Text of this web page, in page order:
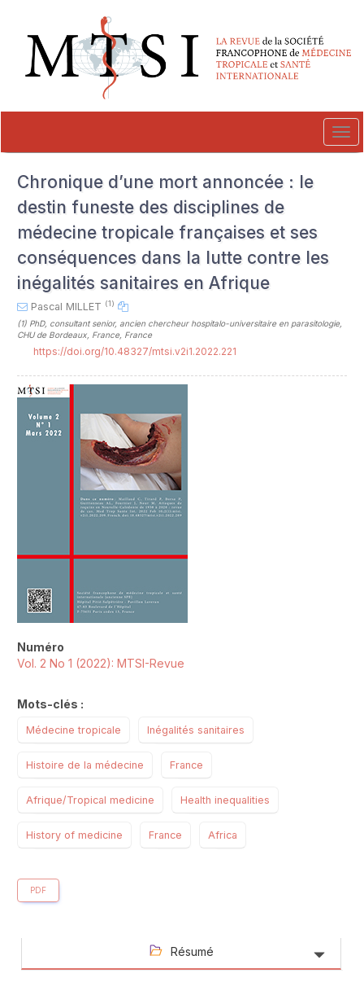
##plugins.themes.novelty.accessible_menu.main_navigation##
##plugins.themes.novelty.accessible_menu.main_content##
##plugins.themes.novelty.accessible_menu.sidebar##
Chronique d’une mort annoncée : le
destin funeste des disciplines de
médecine tropicale françaises et ses
conséquences dans la lutte contre les
inégalités sanitaires en Afrique
Pascal MILLET (1)
(1) PhD, consultant senior, ancien chercheur hospitalo-universitaire en parasitologie,
CHU de Bordeaux, France, France
https://doi.org/10.48327/mtsi.v2i1.2022.221
Numéro
Vol. 2 No 1 (2022): MTSI-Revue
Mots-clés :
Médecine tropicale Inégalités sanitaires
Histoire de la médecine France
Afrique/Tropical medicine Health inequalities
History of medicine France Africa
PDF
Résumé